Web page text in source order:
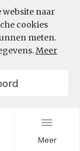
Meer
website naar
cookies
meten.
Meer
Filters